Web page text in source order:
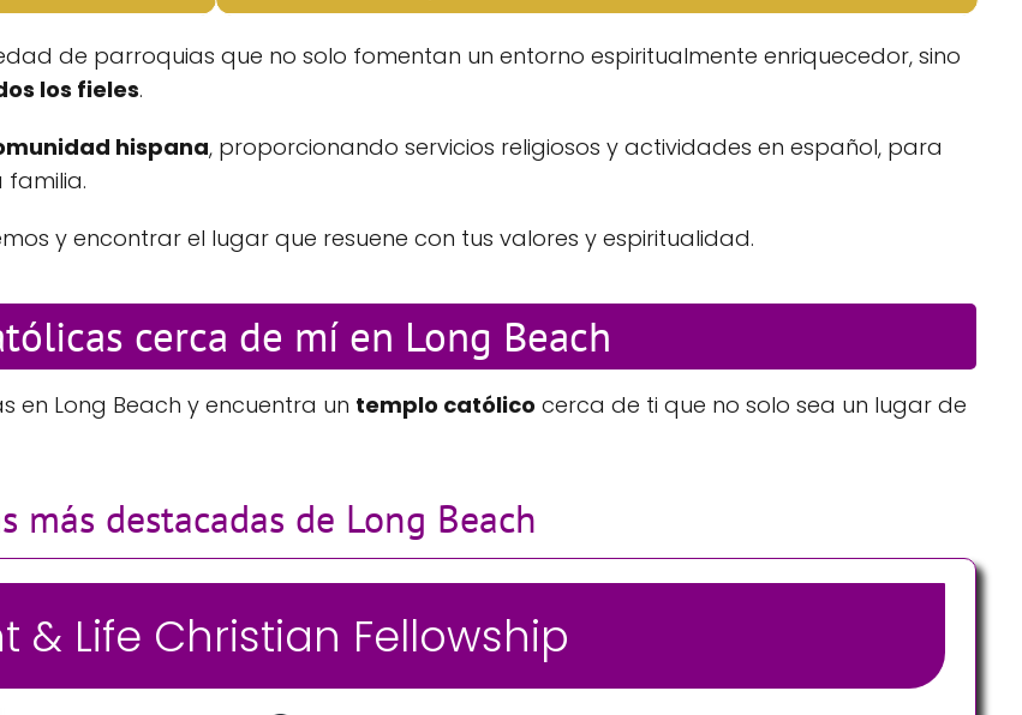
de parroquias que no solo fomentan un entorno espiritualmente enriquecedor, sino
los fieles.
hispana, proporcionando servicios religiosos y actividades en español, para
y encontrar el lugar que resuene con tus valores y espiritualidad.
cerca de mí en Long Beach
en Long Beach y encuentra un templo católico cerca de ti que no solo sea un lugar de
destacadas de Long Beach
& Life Christian Fellowship